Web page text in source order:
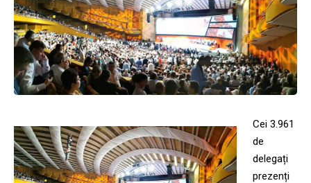
Cei 3.961
de
delegați
prezenți